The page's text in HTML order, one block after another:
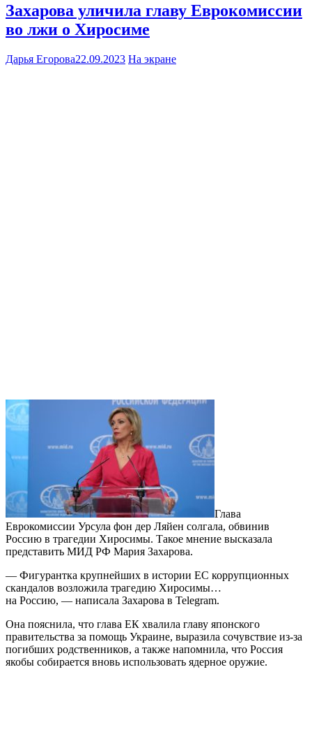
Захарова уличила главу Еврокомиссии
во лжи о Хиросиме
Дарья Егорова22.09.2023 На экране
Глава
Еврокомиссии Урсула фон дер Ляйен солгала, обвинив
Россию в трагедии Хиросимы. Такое мнение высказала
представить МИД РФ Мария Захарова.
— Фигурантка крупнейших в истории ЕС коррупционных
скандалов возложила трагедию Хиросимы…
на Россию, — написала Захарова в Telegram.
Она пояснила, что глава ЕК хвалила главу японского
правительства за помощь Украине, выразила сочувствие из-за
погибших родственников, а также напомнила, что Россия
якобы собирается вновь использовать ядерное оружие.